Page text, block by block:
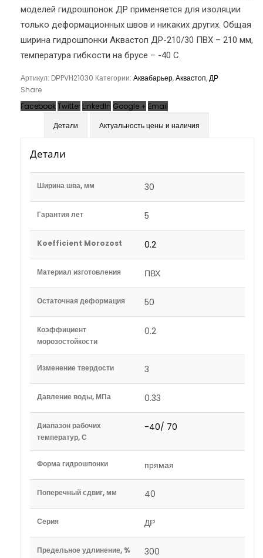
моделей гидрошпонок ДР применяется для изоляции
только деформационных швов и никаких других. Общая
ширина гидрошпонки Аквастоп ДР-210/30 ПВХ – 210 мм,
температура гибкости на брусе – -40 С.
Артикул: DРPVH21030 Категории: Аквабарьер,Аквастоп,ДР
Share
FacebookTwitter LinkedIn Google + Email
Детали
Актуальность цены и наличия
Детали
Ширина шва, мм 30
Гарантия лет 5
Koefficient Morozost 0.2
Материал изготовления ПВХ
Остаточная деформация 50
Коэффициент
морозостойкости
0.2
Изменение твердости 3
Давление воды, МПа 0.33
Диапазон рабочих
температур, С
-40/ 70
Форма гидрошпонки прямая
Поперечный сдвиг, мм 40
Серия ДР
Предельное удлинение, % 300